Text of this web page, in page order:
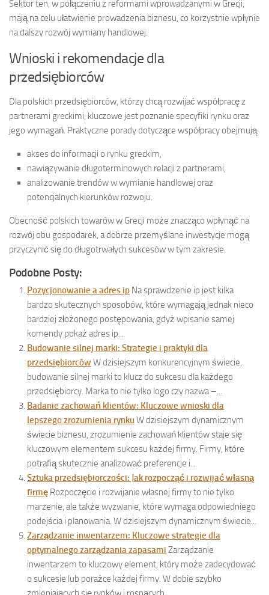
Sektor ten, w połączeniu z reformami wprowadzanymi w Grecji,
mają na celu ułatwienie prowadzenia biznesu, co korzystnie wpłynie
na dalszy rozwój wymiany handlowej.
Wnioski i rekomendacje dla
przedsiębiorców
Dla polskich przedsiębiorców, którzy chcą rozwijać współpracę z
partnerami greckimi, kluczowe jest poznanie specyfiki rynku oraz
jego wymagań. Praktyczne porady dotyczące współpracy obejmują:
akses do informacji o rynku greckim,
nawiązywanie długoterminowych relacji z partnerami,
analizowanie trendów w wymianie handlowej oraz
potencjalnych kierunków rozwoju.
Obecność polskich towarów w Grecji może znacząco wpłynąć na
rozwój obu gospodarek, a dobrze przemyślane inwestycje mogą
przyczynić się do długotrwałych sukcesów w tym zakresie.
Podobne Posty:
Pozycjonowanie a adres ip Na sprawdzenie ip jest kilka
bardzo skutecznych sposobów, które wymagają jednak nieco
bardziej złożonego postępowania, gdyż wpisanie samej
komendy pokaż adres ip...
Budowanie silnej marki: Strategie i praktyki dla
przedsiębiorców W dzisiejszym konkurencyjnym świecie,
budowanie silnej marki to klucz do sukcesu dla każdego
przedsiębiorcy. Marka to nie tylko logo czy nazwa –...
Badanie zachowań klientów: Kluczowe wnioski dla
lepszego zrozumienia rynkuW dzisiejszym dynamicznym
świecie biznesu, zrozumienie zachowań klientów staje się
kluczowym elementem sukcesu każdej firmy. Firmy, które
potrafią skutecznie analizować preferencje i...
Sztuka przedsiębiorczości: Jak rozpocząć i rozwijać własną
firmę Rozpoczęcie i rozwijanie własnej firmy to nie tylko
marzenie, ale także wyzwanie, które wymaga odpowiedniego
podejścia i planowania. W dzisiejszym dynamicznym świecie...
Zarządzanie inwentarzem: Kluczowe strategie dla
optymalnego zarządzania zapasami Zarządzanie
inwentarzem to kluczowy element, który może zadecydować
o sukcesie lub porażce każdej firmy. W dobie szybko